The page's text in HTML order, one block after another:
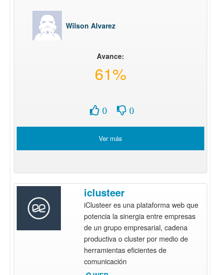
Wilson Alvarez
Avance:
61%
0 0
Ver más
iclusteer
iClusteer es una plataforma web que
potencia la sinergia entre empresas
de un grupo empresarial, cadena
productiva o cluster por medio de
herramientas eficientes de
comunicación